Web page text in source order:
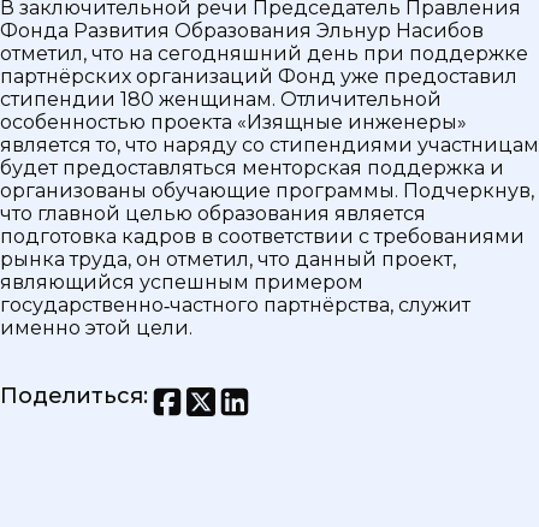
В заключительной речи Председатель Правления
Фонда Развития Образования Эльнур Насибов
отметил, что на сегодняшний день при поддержке
партнёрских организаций Фонд уже предоставил
стипендии 180 женщинам. Отличительной
особенностью проекта «Изящные инженеры»
является то, что наряду со стипендиями участницам
будет предоставляться менторская поддержка и
организованы обучающие программы. Подчеркнув,
что главной целью образования является
подготовка кадров в соответствии с требованиями
рынка труда, он отметил, что данный проект,
являющийся успешным примером
государственно‑частного партнёрства, служит
именно этой цели.
Поделиться: